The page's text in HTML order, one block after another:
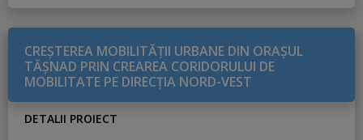
CREŞTEREA MOBILITĂŢII URBANE DIN ORAŞUL
TĂŞNAD PRIN CREAREA CORIDORULUI DE
MOBILITATE PE DIRECŢIA NORD-VEST
DETALII PROIECT